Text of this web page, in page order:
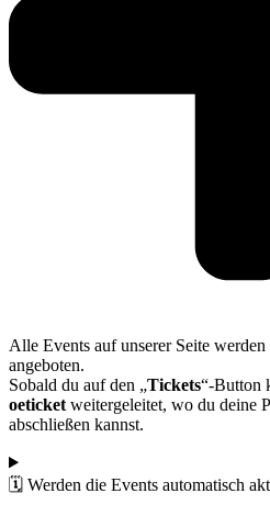
Alle Events auf unserer Seite
angeboten.
Sobald du auf den „Tickets“-Button
oeticketweitergeleitet, wo du deine
abschließen kannst.
🗓️ Werden die Events automatisch